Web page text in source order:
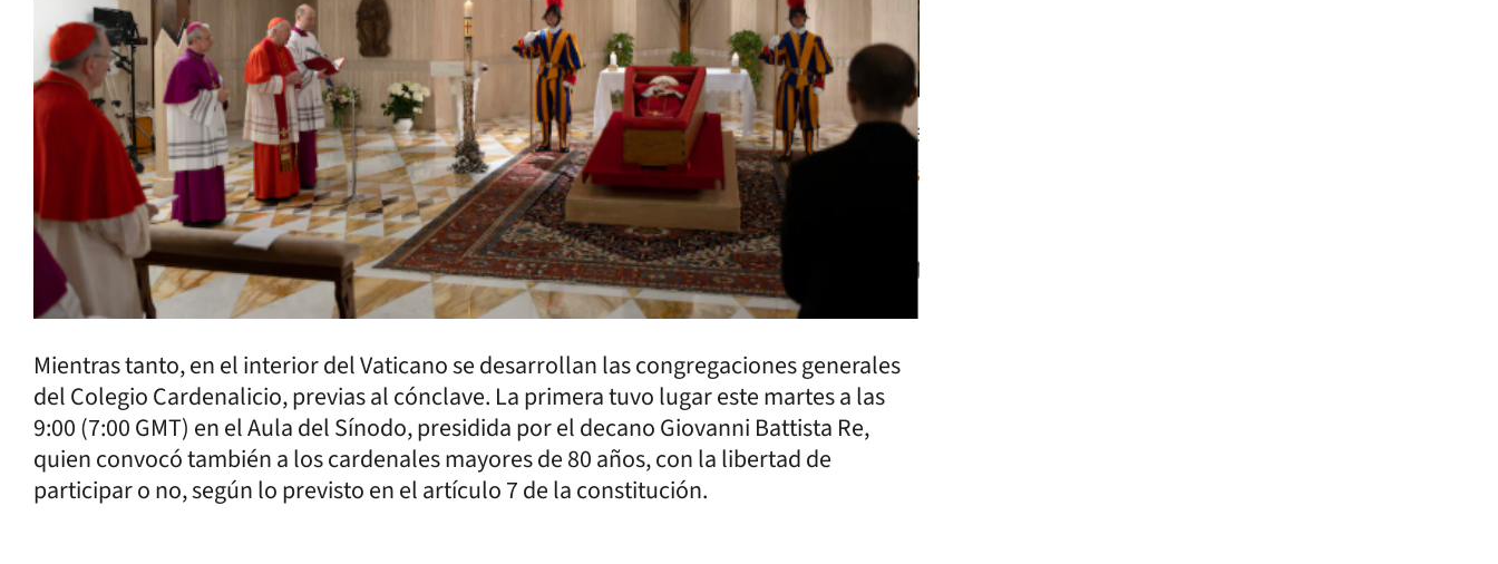
Mientras tanto, en el interior del Vaticano se desarrollan las congregaciones generales
del Colegio Cardenalicio, previas al cónclave. La primera tuvo lugar este martes a las
9:00 (7:00 GMT) en el Aula del Sínodo, presidida por el decano Giovanni Battista Re,
quien convocó también a los cardenales mayores de 80 años, con la libertad de
participar o no, según lo previsto en el artículo 7 de la constitución.